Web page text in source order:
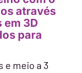
através
3D
para
e meio a 3